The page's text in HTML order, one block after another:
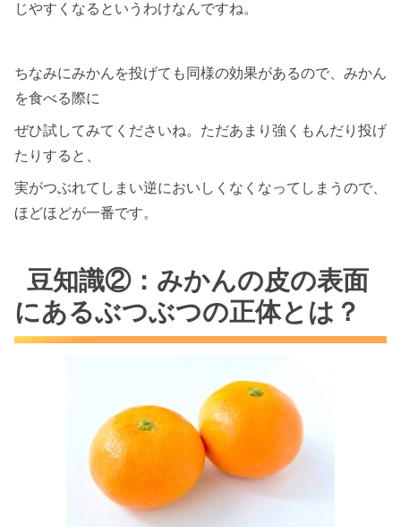
じやすくなるというわけなんですね。
ちなみにみかんを投げても同様の効果があるので、みかん
を食べる際に
ぜひ試してみてくださいね。ただあまり強くもんだり投げ
たりすると、
実がつぶれてしまい逆においしくなくなってしまうので、
ほどほどが一番です。
豆知識②：みかんの皮の表面
にあるぶつぶつの正体とは？